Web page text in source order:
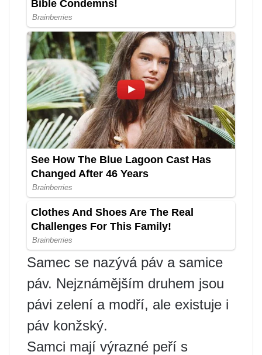
Samec se nazývá páv a samice
páv. Nejznámějším druhem jsou
pávi zelení a modří, ale existuje i
páv konžský.
Samci mají výrazné peří s